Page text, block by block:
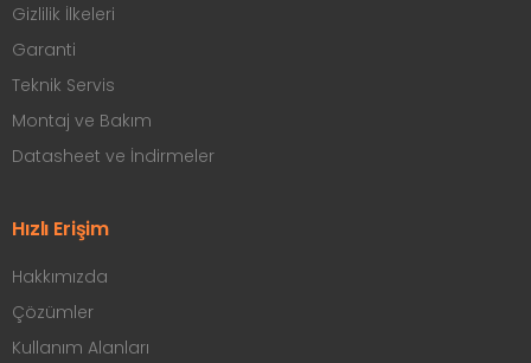
Gizlilik İlkeleri
Garanti
Teknik Servis
Montaj ve Bakım
Datasheet ve İndirmeler
Hızlı Erişim
Hakkımızda
Çözümler
Kullanım Alanları